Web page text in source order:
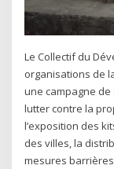
Le Collectif du
organisations de
une campagne
lutter contre la
l’exposition des
des villes, la
mesures